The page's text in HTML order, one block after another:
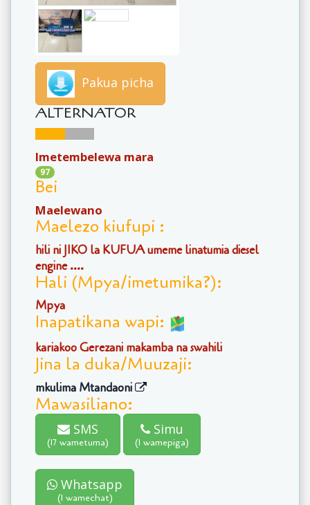
Pakua picha
ALTERNATOR
Imetembelewa mara
97
Bei
Maelewano
Maelezo kiufupi :
hili ni JIKO la KUFUA umeme linatumia diesel
engine ....
Hali (Mpya/imetumika?):
Mpya
Inapatikana wapi:
kariakoo Gerezani makamba na swahili
Jina la duka/Muuzaji:
mkulima Mtandaoni
Mawasiliano:
SMS
(17 wametuma)
Simu
(1 wamepiga)
Whatsapp
(1 wamechat)